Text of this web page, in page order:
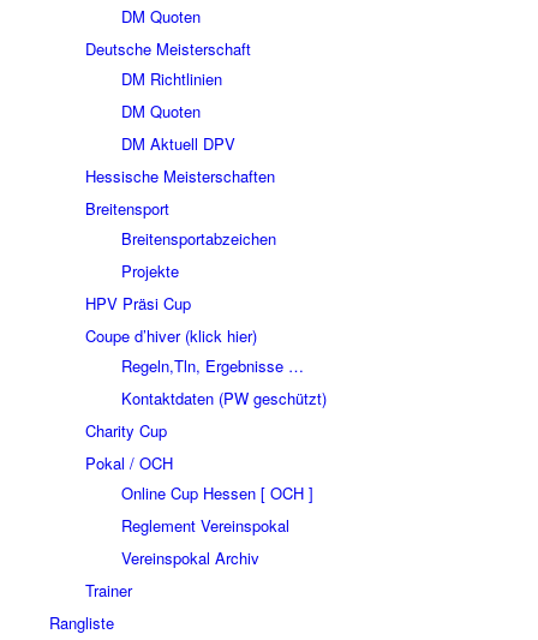
DM Quoten
Deutsche Meisterschaft
DM Richtlinien
DM Quoten
DM Aktuell DPV
Hessische Meisterschaften
Breitensport
Breitensportabzeichen
Projekte
HPV Präsi Cup
Coupe d’hiver (klick hier)
Regeln,Tln, Ergebnisse …
Kontaktdaten (PW geschützt)
Charity Cup
Pokal / OCH
Online Cup Hessen [ OCH ]
Reglement Vereinspokal
Vereinspokal Archiv
Trainer
Rangliste